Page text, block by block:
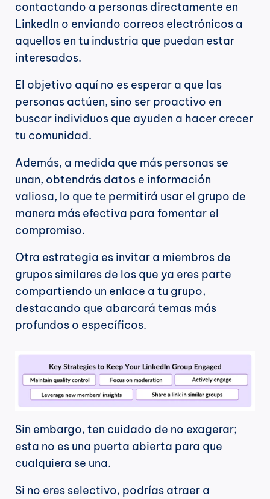
contactando a personas directamente en
LinkedIn o enviando correos electrónicos a
aquellos en tu industria que puedan estar
interesados.
El objetivo aquí no es esperar a que las
personas actúen, sino ser proactivo en
buscar individuos que ayuden a hacer crecer
tu comunidad.
Además, a medida que más personas se
unan, obtendrás datos e información
valiosa, lo que te permitirá usar el grupo de
manera más efectiva para fomentar el
compromiso.
Otra estrategia es invitar a miembros de
grupos similares de los que ya eres parte
compartiendo un enlace a tu grupo,
destacando que abarcará temas más
profundos o específicos.
Sin embargo, ten cuidado de no exagerar;
esta no es una puerta abierta para que
cualquiera se una.
Si no eres selectivo, podrías atraer a